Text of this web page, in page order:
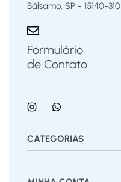
Bálsamo, SP - 15140-310
Formulário
de Contato
CATEGORIAS